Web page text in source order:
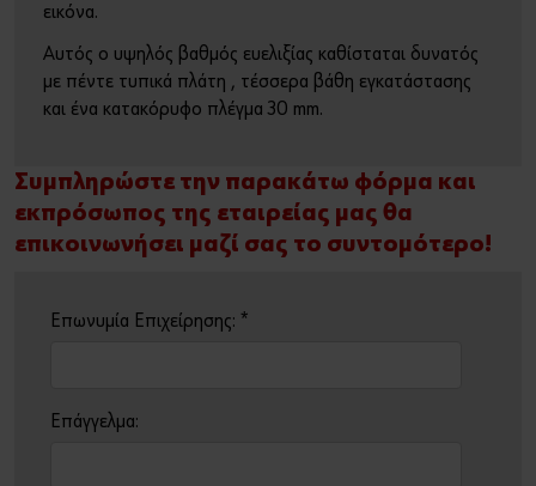
εικόνα.
Αυτός ο υψηλός βαθμός ευελιξίας καθίσταται δυνατός
με πέντε τυπικά πλάτη , τέσσερα βάθη εγκατάστασης
και ένα κατακόρυφο πλέγμα 30 mm.
Συμπληρώστε την παρακάτω φόρμα και
εκπρόσωπος της εταιρείας μας θα
επικοινωνήσει μαζί σας το συντομότερο!
Eπωνυμία Επιχείρησης: *
Επάγγελμα: